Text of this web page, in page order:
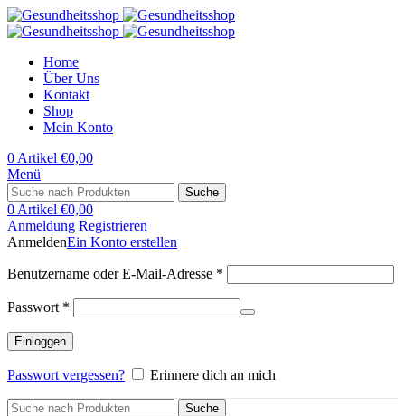
Home
Über Uns
Kontakt
Shop
Mein Konto
0 Artikel €0,00
Menü
Suche
0 Artikel €0,00
Anmeldung Registrieren
AnmeldenEin Konto erstellen
Benutzername oder E-Mail-Adresse *
Passwort *
Einloggen
Passwort vergessen? Erinnere dich an mich
Suche